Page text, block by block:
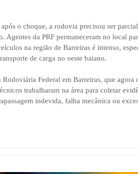
o choque, a rodovia precisou ser
Agentes da PRF permaneceram no local
na região de Barreiras é intenso,
de carga no oeste baiano.
Federal em Barreiras, que agora
trabalharam na área para coletar
indevida, falha mecânica ou